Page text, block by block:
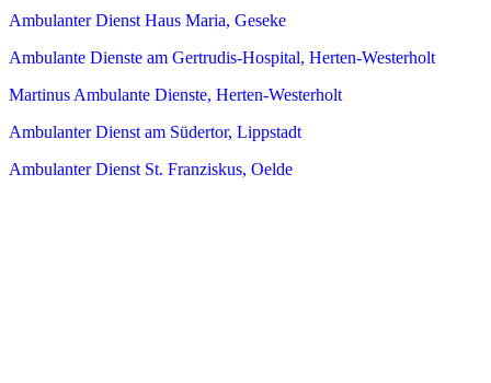
Ambulanter Dienst Haus Maria, Geseke
Ambulante Dienste am Gertrudis-Hospital, Herten-Westerholt
Martinus Ambulante Dienste, Herten-Westerholt
Ambulanter Dienst am Südertor, Lippstadt
Ambulanter Dienst St. Franziskus, Oelde